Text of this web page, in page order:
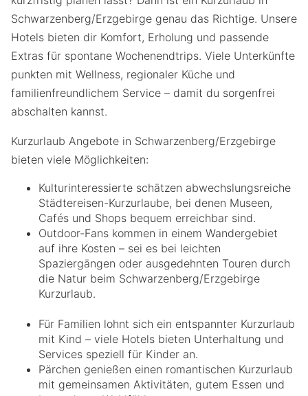
Schwarzenberg/Erzgebirge genau das Richtige. Unsere
Hotels bieten dir Komfort, Erholung und passende
Extras für spontane Wochenendtrips. Viele Unterkünfte
punkten mit Wellness, regionaler Küche und
familienfreundlichem Service – damit du sorgenfrei
abschalten kannst.
Kurzurlaub Angebote in Schwarzenberg/Erzgebirge
bieten viele Möglichkeiten:
Kulturinteressierte schätzen abwechslungsreiche
Städtereisen-Kurzurlaube, bei denen Museen,
Cafés und Shops bequem erreichbar sind.
Outdoor-Fans kommen in einem Wandergebiet
auf ihre Kosten – sei es bei leichten
Spaziergängen oder ausgedehnten Touren durch
die Natur beim Schwarzenberg/Erzgebirge
Kurzurlaub.
Für Familien lohnt sich ein entspannter Kurzurlaub
mit Kind – viele Hotels bieten Unterhaltung und
Services speziell für Kinder an.
Pärchen genießen einen romantischen Kurzurlaub
mit gemeinsamen Aktivitäten, gutem Essen und